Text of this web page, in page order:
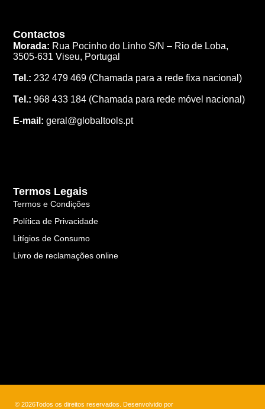
Contactos
Morada: Rua Pocinho do Linho S/N – Rio de Loba,
3505-631 Viseu, Portugal
Tel.: 232 479 469 (Chamada para a rede fixa nacional)
Tel.: 968 433 184 (Chamada para rede móvel nacional)
E-mail: geral@globaltools.pt
Termos Legais
Termos e Condições
Política de Privacidade
Litígios de Consumo
Livro de reclamações online
© 2026Todos os direitos reservados. Desenvolvido por